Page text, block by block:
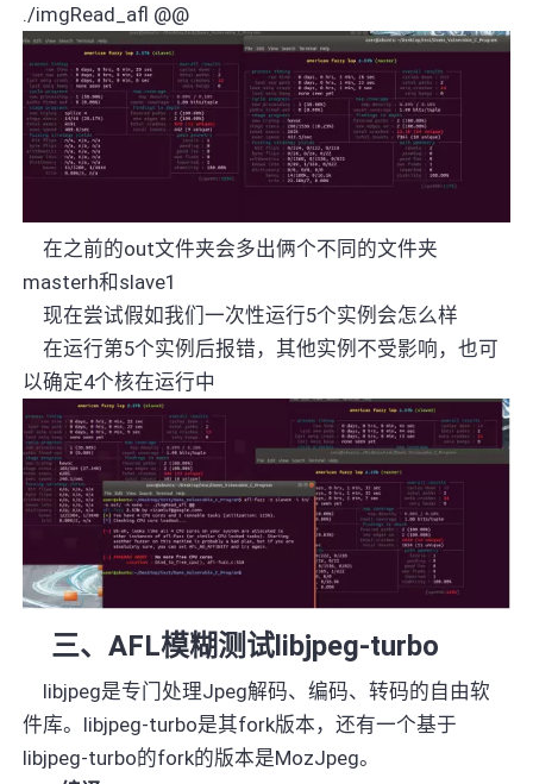
./imgRead_afl @@
在之前的out文件夹会多出俩个不同的文件夹
masterh和slave1
现在尝试假如我们一次性运行5个实例会怎么样
在运行第5个实例后报错，其他实例不受影响，也可
以确定4个核在运行中
三、AFL模糊测试 libjpeg-turbo
libjpeg是专门处理Jpeg解码、编码、转码的自由软
件库。libjpeg-turbo是其fork版本，还有一个基于
libjpeg-turbo的fork的版本是MozJpeg。